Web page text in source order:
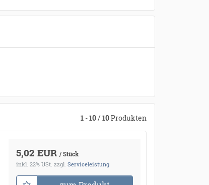
1-10/ 10Produkten
5,02 EUR / Stück
inkl. 22% USt. zzgl. Serviceleistung